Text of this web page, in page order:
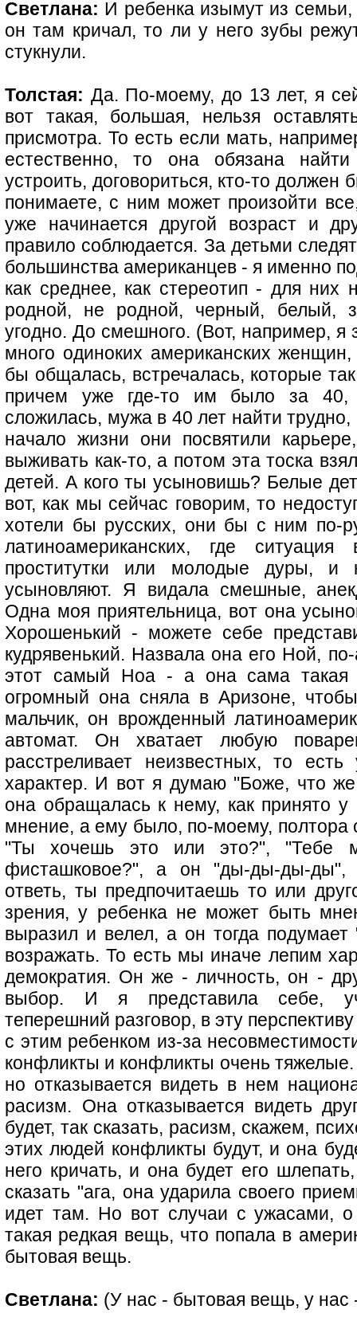
Светлана: И ребенка изымут из
он там кричал, то ли у него зубы
стукнули.
Толстая: Да. По-моему, до 13 лет, я
вот такая, большая, нельзя
присмотра. То есть если мать,
естественно, то она обязана
устроить, договориться, кто-то
понимаете, с ним может произойти
уже начинается другой возраст и
правило соблюдается. За детьми
большинства американцев - я именно
как среднее, как стереотип - для них
родной, не родной, черный, белый,
угодно. До смешного. (Вот, например,
много одиноких американских
бы общалась, встречалась, которые
причем уже где-то им было за
сложилась, мужа в 40 лет найти
начало жизни они посвятили
выживать как-то, а потом эта тоска
детей. А кого ты усыновишь? Белые
вот, как мы сейчас говорим, то
хотели бы русских, они бы с ним по-
латиноамериканских, где
проститутки или молодые дуры, и
усыновляют. Я видала смешные,
Одна моя приятельница, вот она
Хорошенький - можете себе
кудрявенький. Назвала она его Ной,
этот самый Ноа - а она сама такая
огромный она сняла в Аризоне,
мальчик, он врожденный
автомат. Он хватает любую
расстреливает неизвестных, то
характер. И вот я думаю "Боже, что
она обращалась к нему, как принято
мнение, а ему было, по-моему, полтора
"Ты хочешь это или это?", "Тебе
фисташковое?", а он "ды-ды-ды-ды",
ответь, ты предпочитаешь то или
зрения, у ребенка не может быть
выразил и велел, а он тогда
возражать. То есть мы иначе лепим
демократия. Он же - личность, он -
выбор. И я представила себе,
теперешний разговор, в эту
с этим ребенком из-за
конфликты и конфликты очень
но отказывается видеть в нем
расизм. Она отказывается видеть
будет, так сказать, расизм, скажем,
этих людей конфликты будут, и она
него кричать, и она будет его
сказать "ага, она ударила своего
идет там. Но вот случаи с ужасами,
такая редкая вещь, что попала в
бытовая вещь.
Светлана: (У нас - бытовая вещь, у